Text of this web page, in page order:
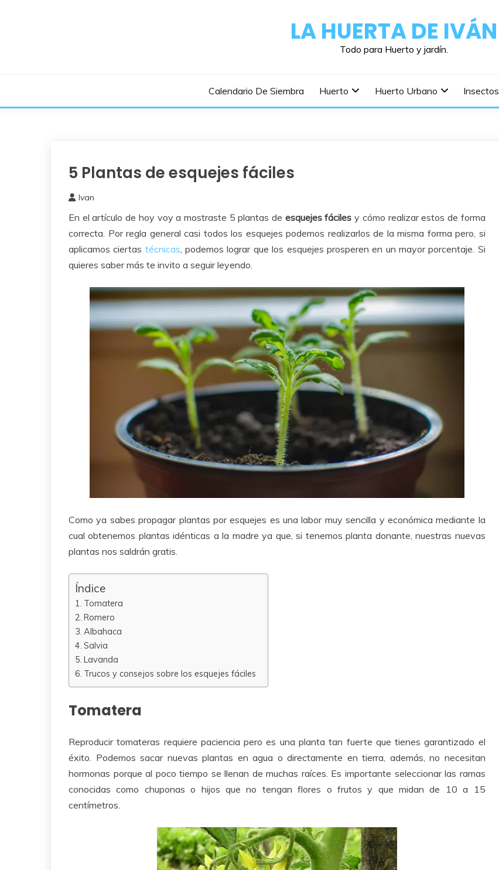
LA HUERTA DE IVÁN
Todo para Huerto y jardín.
Calendario De Siembra Huerto Huerto Urbano Insectos
Experimentos
5 Plantas de esquejes fáciles
agosto,
2017
Ivan
En el artículo de hoy voy a mostraste 5 plantas de esquejes fáciles y cómo realizar estos de forma
correcta. Por regla general casi todos los esquejes podemos realizarlos de la misma forma pero, si
aplicamos ciertas técnicas, podemos lograr que los esquejes prosperen en un mayor porcentaje. Si
quieres saber más te invito a seguir leyendo.
Como ya sabes propagar plantas por esquejes es una labor muy sencilla y económica mediante la
cual obtenemos plantas idénticas a la madre ya que, si tenemos planta donante, nuestras nuevas
plantas nos saldrán gratis.
Índice
Tomatera
Romero
Albahaca
Salvia
Lavanda
Trucos y consejos sobre los esquejes fáciles
Tomatera
Reproducir tomateras requiere paciencia pero es una planta tan fuerte que tienes garantizado el
éxito. Podemos sacar nuevas plantas en agua o directamente en tierra, además, no necesitan
hormonas porque al poco tiempo se llenan de muchas raíces. Es importante seleccionar las ramas
conocidas como chuponas o hijos que no tengan flores o frutos y que midan de 10 a 15
centímetros.